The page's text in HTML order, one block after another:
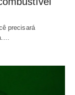
precisará